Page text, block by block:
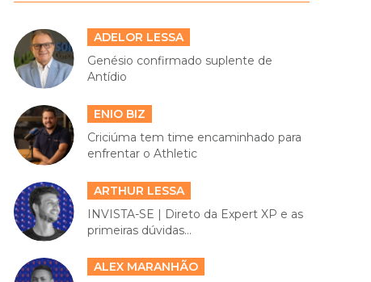
ADELOR LESSA
Genésio confirmado suplente de
Antídio
ENIO BIZ
Criciúma tem time encaminhado para
enfrentar o Athletic
ARTHUR LESSA
INVISTA-SE | Direto da Expert XP e as
primeiras dúvidas...
ALEX MARANHÃO